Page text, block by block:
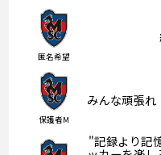
匿名希望
保護者M
みんな頑張れ
"記録より記